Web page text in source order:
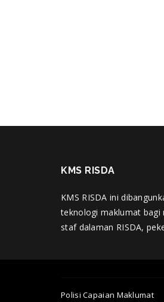
KMS RISDA
KMS RISDA ini
teknologi maklumat bagi
staf dalaman RISDA,
Polisi Capaian Maklumat